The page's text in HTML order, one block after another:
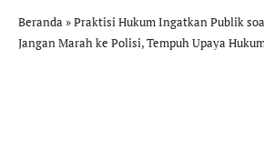
Beranda »Praktisi Hukum Ingatkan Publik
Jangan Marah ke Polisi, Tempuh Upaya